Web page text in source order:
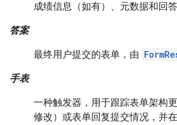
成绩信息（如有）、元数据和回答
答案
最终用户提交的表单，由
手表
一种触发器，用于跟踪表单架构
修改）或表单回复提交情况，并